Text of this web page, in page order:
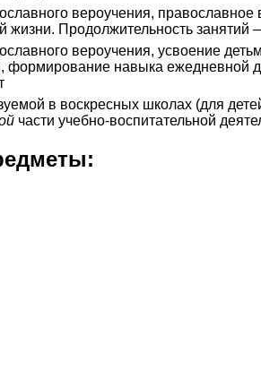
вероучения, православное
жизни. Продолжительность занятий
вероучения, усвоение
формирование навыка
в воскресных школах (для
части учебно-воспитательной